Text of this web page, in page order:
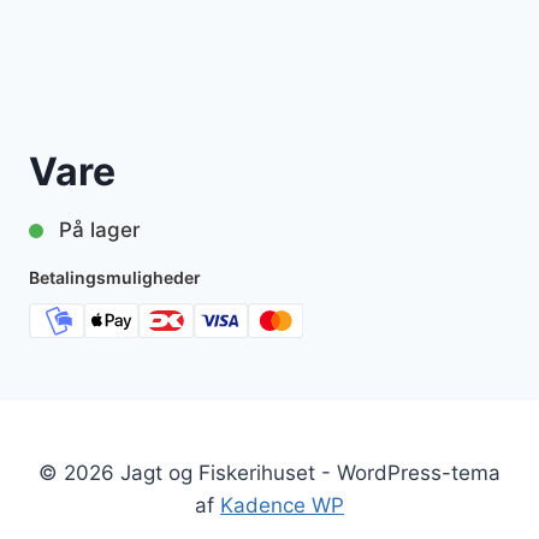
Vare
På lager
Betalingsmuligheder
© 2026 Jagt og Fiskerihuset - WordPress-tema
af Kadence WP